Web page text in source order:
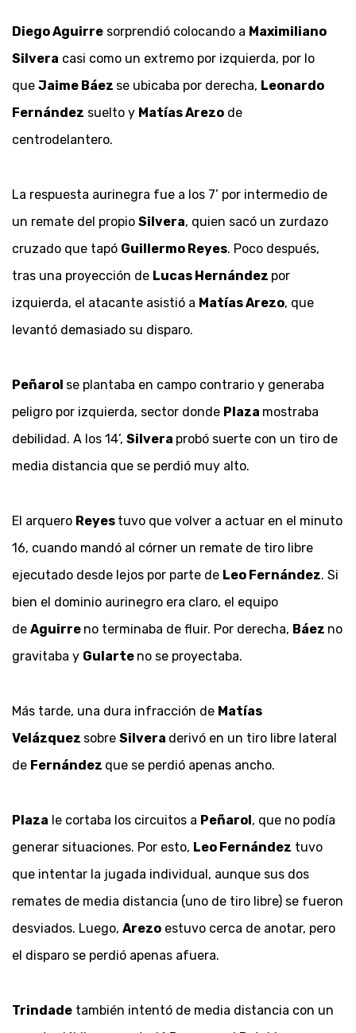
Diego Aguirre sorprendió colocando a Maximiliano
Silvera casi como un extremo por izquierda, por lo
que Jaime Báez se ubicaba por derecha, Leonardo
Fernández suelto y Matías Arezo de
centrodelantero.
La respuesta aurinegra fue a los 7’ por intermedio de
un remate del propio Silvera, quien sacó un zurdazo
cruzado que tapó Guillermo Reyes. Poco después,
tras una proyección de Lucas Hernández por
izquierda, el atacante asistió a Matías Arezo, que
levantó demasiado su disparo.
Peñarol se plantaba en campo contrario y generaba
peligro por izquierda, sector donde Plaza mostraba
debilidad. A los 14’, Silvera probó suerte con un tiro de
media distancia que se perdió muy alto.
El arquero Reyes tuvo que volver a actuar en el minuto
16, cuando mandó al córner un remate de tiro libre
ejecutado desde lejos por parte de Leo Fernández. Si
bien el dominio aurinegro era claro, el equipo
de Aguirre no terminaba de fluir. Por derecha, Báez no
gravitaba y Gularte no se proyectaba.
Más tarde, una dura infracción de Matías
Velázquez sobre Silvera derivó en un tiro libre lateral
de Fernández que se perdió apenas ancho.
Plaza le cortaba los circuitos a Peñarol, que no podía
generar situaciones. Por esto, Leo Fernández tuvo
que intentar la jugada individual, aunque sus dos
remates de media distancia (uno de tiro libre) se fueron
desviados. Luego, Arezo estuvo cerca de anotar, pero
el disparo se perdió apenas afuera.
Trindade también intentó de media distancia con un